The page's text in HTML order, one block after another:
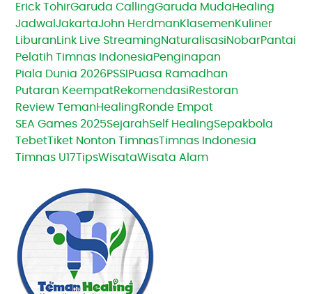
Erick TohirGaruda CallingGaruda MudaHealing
JadwalJakartaJohn HerdmanKlasemenKuliner
LiburanLink Live StreamingNaturalisasiNobarPantai
Pelatih Timnas IndonesiaPenginapan
Piala Dunia 2026PSSIPuasa Ramadhan
Putaran KeempatRekomendasiRestoran
Review TemanHealingRonde Empat
SEA Games 2025SejarahSelf HealingSepakbola
TebetTiket Nonton TimnasTimnas Indonesia
Timnas U17TipsWisataWisata Alam